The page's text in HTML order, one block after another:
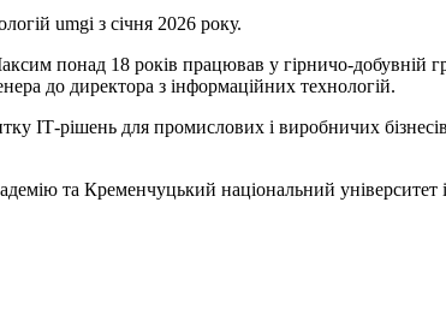
umgi з січня 2026 року.
понад 18 років працював у гірничо-добувній
до директора з інформаційних технологій.
ІТ-рішень для промислових і виробничих
та Кременчуцький національний університет